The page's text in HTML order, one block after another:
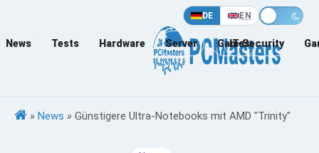
DE EN
News Tests Hardware Server Games
IT-Security
» News » Günstigere Ultra-Notebooks mit AMD "Trinity"